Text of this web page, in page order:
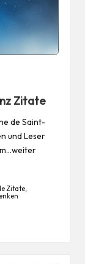
Zitate
de Saint-
und Leser
Zitate